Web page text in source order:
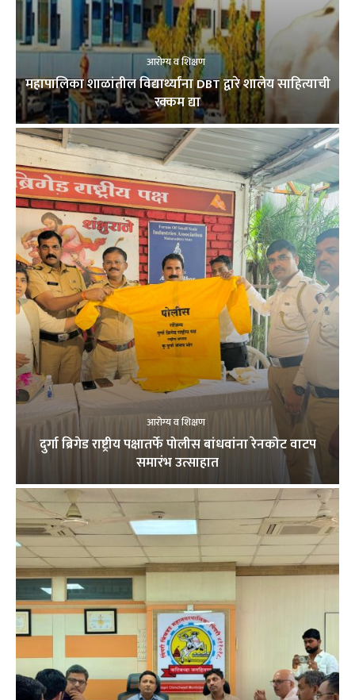
आरोग्य व शिक्षण
महापालिका शाळांतील विद्यार्थ्यांना DBT द्वारे शालेय साहित्याची
रक्कम द्या
आरोग्य व शिक्षण
दुर्गा ब्रिगेड राष्ट्रीय पक्षातर्फे पोलीस बांधवांना रेनकोट वाटप
समारंभ उत्साहात